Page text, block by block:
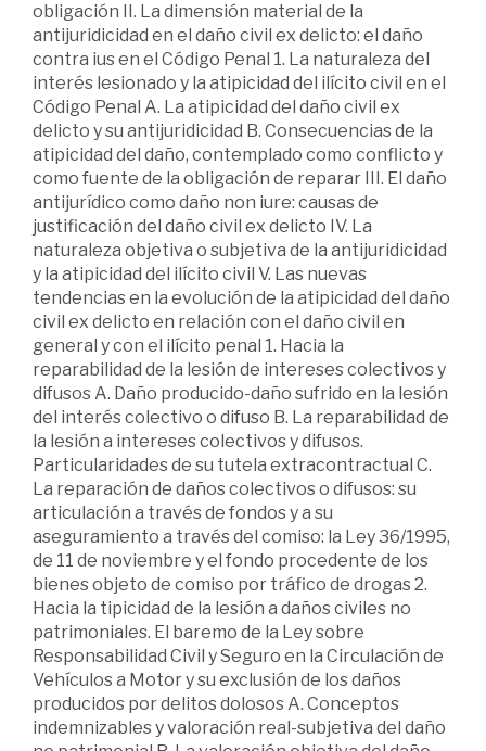
obligación II. La dimensión material de la
antijuridicidad en el daño civil ex delicto: el daño
contra ius en el Código Penal 1. La naturaleza del
interés lesionado y la atipicidad del ilícito civil en el
Código Penal A. La atipicidad del daño civil ex
delicto y su antijuridicidad B. Consecuencias de la
atipicidad del daño, contemplado como conflicto y
como fuente de la obligación de reparar III. El daño
antijurídico como daño non iure: causas de
justificación del daño civil ex delicto IV. La
naturaleza objetiva o subjetiva de la antijuridicidad
y la atipicidad del ilícito civil V. Las nuevas
tendencias en la evolución de la atipicidad del daño
civil ex delicto en relación con el daño civil en
general y con el ilícito penal 1. Hacia la
reparabilidad de la lesión de intereses colectivos y
difusos A. Daño producido-daño sufrido en la lesión
del interés colectivo o difuso B. La reparabilidad de
la lesión a intereses colectivos y difusos.
Particularidades de su tutela extracontractual C.
La reparación de daños colectivos o difusos: su
articulación a través de fondos y a su
aseguramiento a través del comiso: la Ley 36/1995,
de 11 de noviembre y el fondo procedente de los
bienes objeto de comiso por tráfico de drogas 2.
Hacia la tipicidad de la lesión a daños civiles no
patrimoniales. El baremo de la Ley sobre
Responsabilidad Civil y Seguro en la Circulación de
Vehículos a Motor y su exclusión de los daños
producidos por delitos dolosos A. Conceptos
indemnizables y valoración real-subjetiva del daño